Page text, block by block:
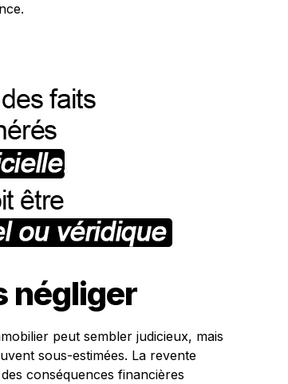
négliger
peut sembler judicieux, mais
sous-estimées. La revente
conséquences financières